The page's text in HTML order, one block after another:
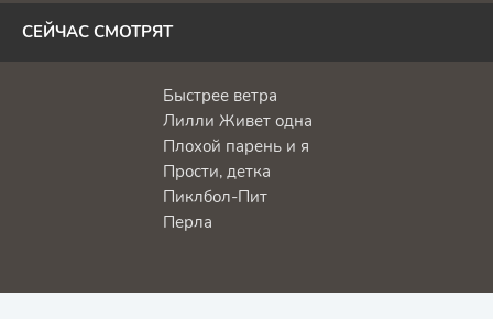
СЕЙЧАС СМОТРЯТ
Быстрее ветра
Лилли Живет одна
Плохой парень и я
Прости, детка
Пиклбол-Пит
Перла